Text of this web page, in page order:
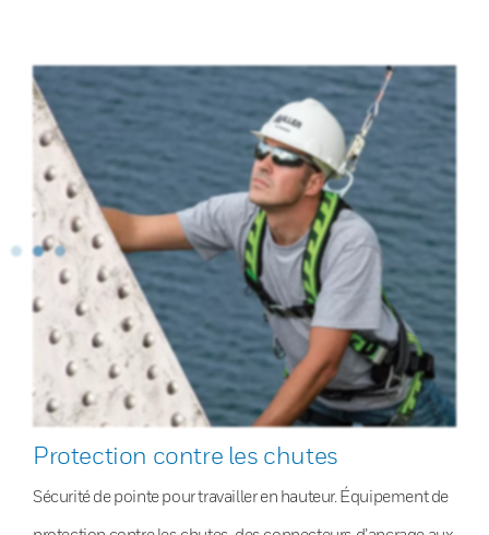
Protection contre les chutes
Sécurité de pointe pour travailler en hauteur. Équipement de